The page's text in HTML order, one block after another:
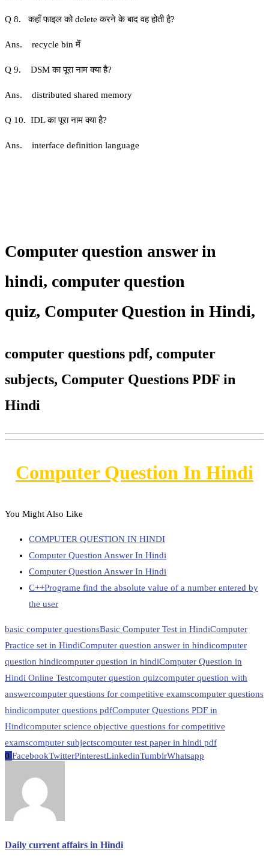
Q 8. कहाँ फाइल को delete करने के बाद वह होती है?
Ans. recycle bin में
Q 9. DSM का पूरा नाम क्या है?
Ans. distributed shared memory
Q 10. IDL का पूरा नाम क्या है?
Ans. interface definition language
Computer question answer in
hindi, computer question
quiz, Computer Question in Hindi,
computer questions pdf, computer
subjects, Computer Questions PDF in
Hindi
Computer Question In Hindi
You Might Also Like
COMPUTER QUESTION IN HINDI
Computer Question Answer In Hindi
Computer Question Answer In Hindi
C++Programe find the absolute value of a number entered by
the user
basic computer questionsBasic Computer Test in HindiComputer
Practice set in HindiComputer question answer in hindicomputer
question hindicomputer question in hindiComputer Question in
Hindi Online Testcomputer question quizcomputer question with
answercomputer questions for competitive examscomputer questions
hindicomputer questions pdfComputer Questions PDF in
Hindicomputer science objective questions for competitive
examscomputer subjectscomputer test paper in hindi pdf
0 FacebookTwitterPinterestLinkedinTumblrWhatsapp
Daily current affairs in Hindi